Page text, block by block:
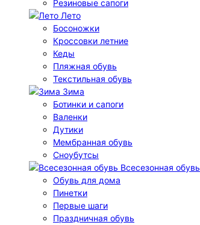
Резиновые сапоги
Лето
Босоножки
Кроссовки летние
Кеды
Пляжная обувь
Текстильная обувь
Зима
Ботинки и сапоги
Валенки
Дутики
Мембранная обувь
Сноубутсы
Всесезонная обувь
Обувь для дома
Пинетки
Первые шаги
Праздничная обувь